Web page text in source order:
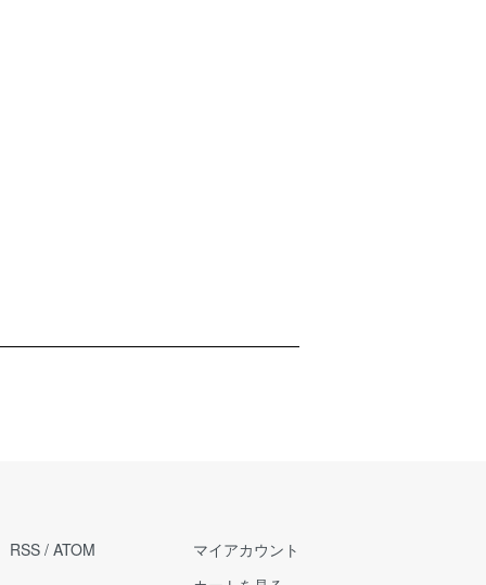
RSS / ATOM
マイアカウント